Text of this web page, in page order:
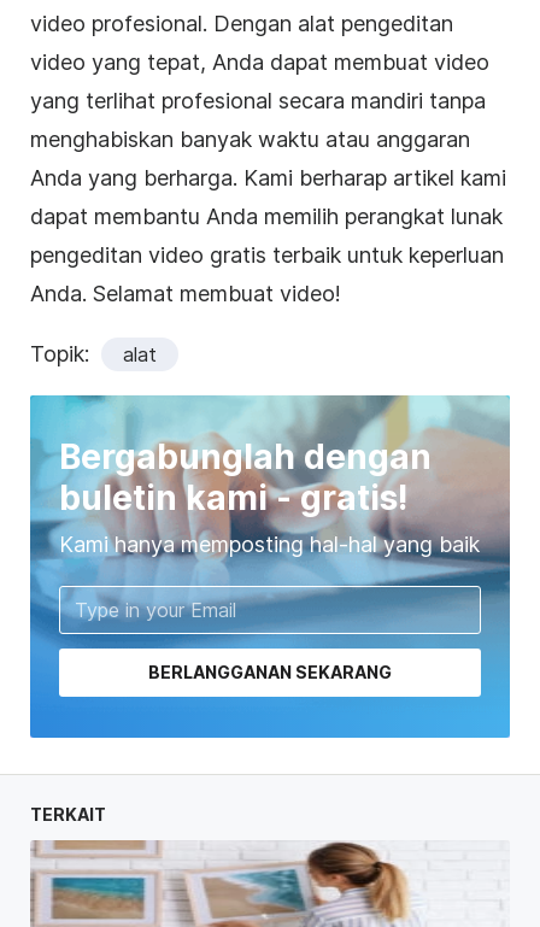
video profesional. Dengan alat pengeditan
video yang tepat, Anda dapat membuat video
yang terlihat profesional secara mandiri tanpa
menghabiskan banyak waktu atau anggaran
Anda yang berharga. Kami berharap artikel kami
dapat membantu Anda memilih perangkat lunak
pengeditan video gratis terbaik untuk keperluan
Anda. Selamat membuat video!
Topik: alat
Bergabunglah dengan
buletin kami - gratis!
Kami hanya memposting hal-hal yang baik
BERLANGGANAN SEKARANG
TERKAIT